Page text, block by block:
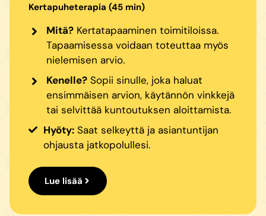
Kertapuheterapia (45 min)
Mitä? Kertatapaaminen toimitiloissa.
Tapaamisessa voidaan toteuttaa myös
nielemisen arvio.
Kenelle? Sopii sinulle, joka haluat
ensimmäisen arvion, käytännön vinkkejä
tai selvittää kuntoutuksen aloittamista.
Hyöty: Saat selkeyttä ja asiantuntijan
ohjausta jatkopolullesi.
Lue lisää